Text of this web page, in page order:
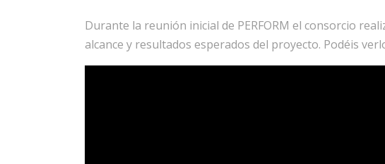
Durante la reunión inicial de PERFORM el consorcio
alcance y resultados esperados del proyecto. Podéis